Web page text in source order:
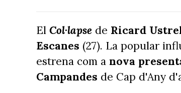
El Col·lapse de Ricard
Escanes (27). La popular
estrena com a nova
Campandes de Cap d'Any